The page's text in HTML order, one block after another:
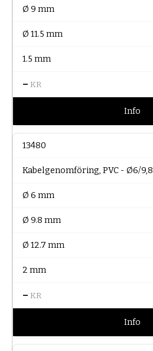
Ø 9 mm
Ø 11.5 mm
1.5 mm
– KR
Info
13480
Kabelgenomföring, PVC - Ø6/9,8
Ø 6 mm
Ø 9.8 mm
Ø 12.7 mm
2 mm
– KR
Info